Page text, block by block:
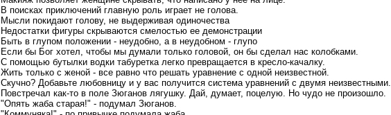
В поисках приключений главную роль играет не голова.
Мысли покидают голову, не выдерживая одиночества
Недостатки фигуры скрываются смелостью ее демонстрации
Быть в глупом положении - неудобно, а в неудобном - глупо
Если бы Бог хотел, чтобы мы думали только головой, он бы сделал нас колобками.
С помощью бутылки водки табуретка легко превращается в кресло-качалку.
Жить только с женой - все равно что решать уравнение с одной неизвестной.
Скучно? Добавьте любовницу и у вас получится система уравнений с двумя неизвестными.
Повстречал как-то в поле Зюганов лягушку. Дай, думает, поцелую. Но чудо не произошло.
"Опять жаба старая!" - подумал Зюганов.